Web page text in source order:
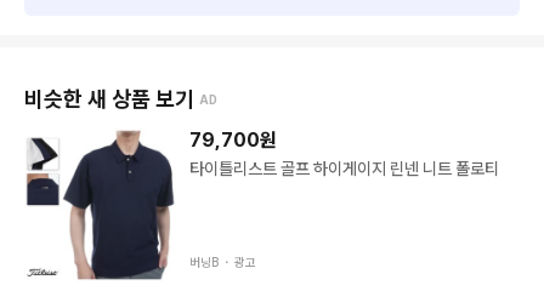
비슷한 새 상품 보기 AD
79,700원
타이틀리스트 골프 하이게이지 린넨 니트 폴로티
버닝B ・ 광고